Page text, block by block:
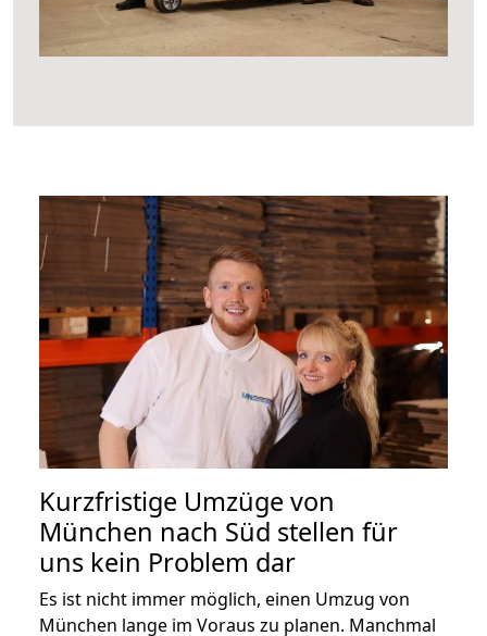
Kurzfristige Umzüge von
München nach Süd stellen für
uns kein Problem dar
Es ist nicht immer möglich, einen Umzug von
München lange im Voraus zu planen. Manchmal